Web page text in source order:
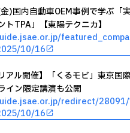
国内自動車OEM事例で学ぶ「
トTPA」【東陽テクニカ】
10/16
アル開催】「くるモビ」東京国
イン限定講演も公開
redirect/
10/16